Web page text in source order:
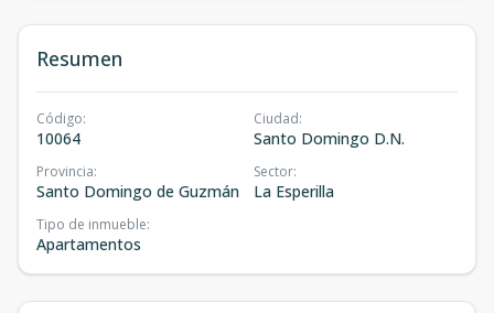
Resumen
Código:
10064
Ciudad:
Santo Domingo D.N.
Provincia:
Santo Domingo de Guzmán
Sector:
La Esperilla
Tipo de inmueble:
Apartamentos